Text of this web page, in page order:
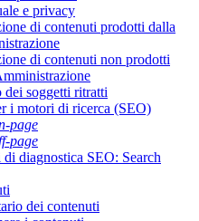
e privacy
di contenuti prodotti dalla
di contenuti non prodotti
dei soggetti ritratti
i motori di ricerca (SEO)
page
page
diagnostica SEO: Search
dei contenuti